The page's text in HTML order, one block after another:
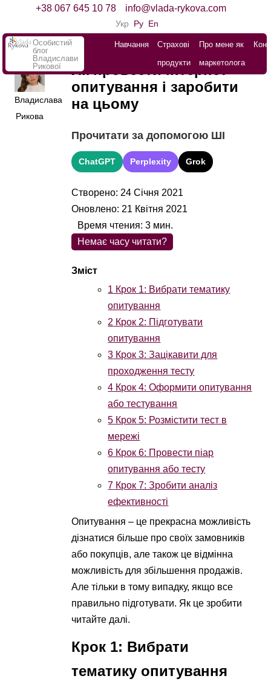
+38 067 645 10 78 info@vlada-rykova.com
Укр Ру En
Особистий
блог
Владислави
Рикової
Навчання
Страхові
продукти
Про мене як
маркетолога
Владислава
Рикова
Як провести інтернет-
опитування і заробити
на цьому
Прочитати за допомогою ШІ
ChatGPT Perplexity Grok
Створено: 24 Січня 2021
Оновлено: 21 Квітня 2021
Немає часу читати?
1 Крок 1: Вибрати тематику
опитування
2 Крок 2: Підготувати
опитування
3 Крок 3: Зацікавити для
проходження тесту
4 Крок 4: Оформити опитування
або тестування
5 Крок 5: Розмістити тест в
мережі
6 Крок 6: Провести піар
опитування або тесту
7 Крок 7: Зробити аналіз
ефективності
Время чтения:3 мин.
Опитування – це прекрасна можливість
дізнатися більше про своїх замовників
або покупців, але також це відмінна
можливість для збільшення продажів.
Але тільки в тому випадку, якщо все
правильно підготувати. Як це зробити
читайте далі.
Крок 1: Вибрати
тематику опитування